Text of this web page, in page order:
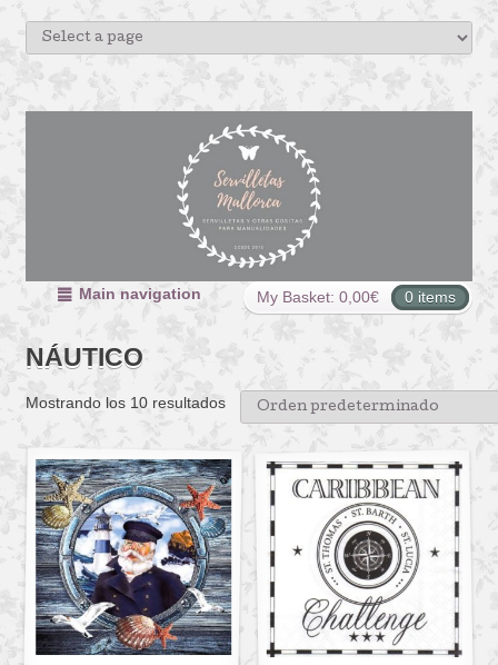
My Basket: 0,00€ 0 items
Main navigation
NÁUTICO
Mostrando los 10 resultados